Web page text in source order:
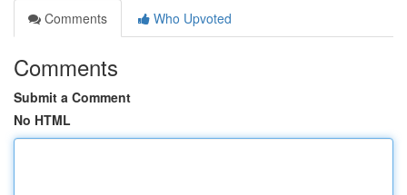
Comments
Who Upvoted
Comments
Submit a Comment
No HTML